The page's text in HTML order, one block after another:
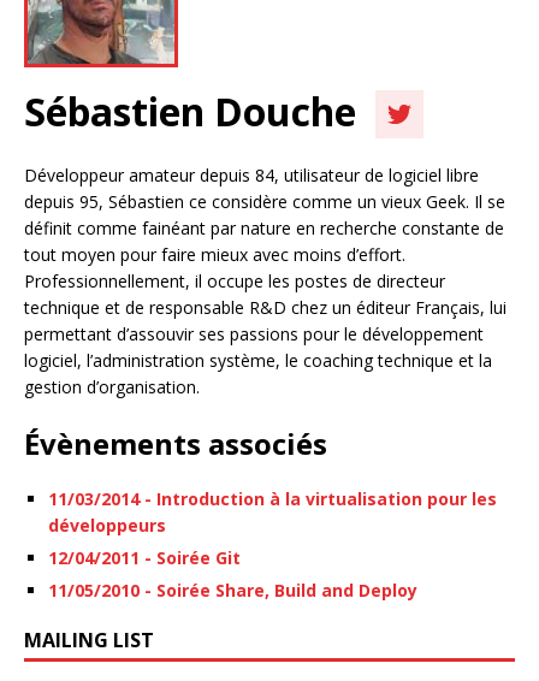
Sébastien Douche
Développeur amateur depuis 84, utilisateur de logiciel libre
depuis 95, Sébastien ce considère comme un vieux Geek. Il se
définit comme fainéant par nature en recherche constante de
tout moyen pour faire mieux avec moins d’effort.
Professionnellement, il occupe les postes de directeur
technique et de responsable R&D chez un éditeur Français, lui
permettant d’assouvir ses passions pour le développement
logiciel, l’administration système, le coaching technique et la
gestion d’organisation.
Évènements associés
11/03/2014 - Introduction à la virtualisation pour les
développeurs
12/04/2011 - Soirée Git
11/05/2010 - Soirée Share, Build and Deploy
MAILING LIST